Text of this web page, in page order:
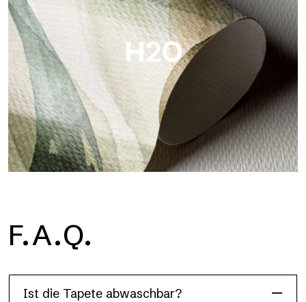
und satte Farben hervorheben.
H2O
H2O ist die wasserdichte Glasfaser-Badezimmertapete, ideal
für Duschkabinen und feuchte Umgebungen, mit hoher
F.A.Q.
Ist die Tapete abwaschbar?